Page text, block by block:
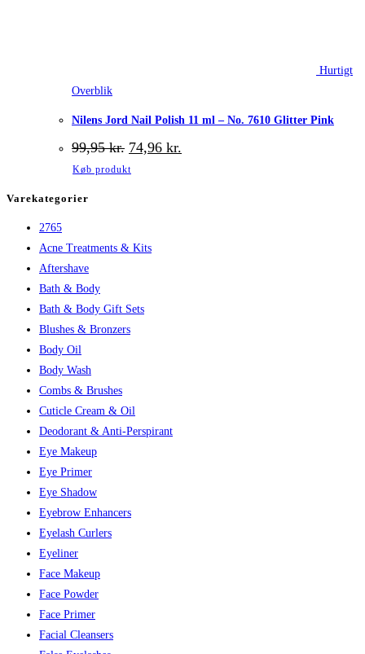
Hurtigt
Overblik
Nilens Jord Nail Polish 11 ml – No. 7610 Glitter Pink
99,95kr. Den
oprindelige
pris
74,96 kr.
aktuelle
Køb produkt
Varekategorier
2765
Acne Treatments & Kits
Aftershave
Bath & Body
Bath & Body Gift Sets
Blushes & Bronzers
Body Oil
Body Wash
Combs & Brushes
Cuticle Cream & Oil
Deodorant & Anti-Perspirant
Eye Makeup
Eye Primer
Eye Shadow
Eyebrow Enhancers
Eyelash Curlers
Eyeliner
Face Makeup
Face Powder
Face Primer
Facial Cleansers